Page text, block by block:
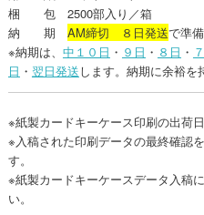
梱 包 2500部入り／箱
納 期 AM締切 ８日発送で準
※納期は、 中１０日 ・ ９日 ・ ８日 ・
日 ・ 翌日発送します。納期に余裕を
※紙製カードキーケース印刷の出荷
※入稿された印刷データの最終確認
す。
※紙製カードキーケースデータ入稿に
い。